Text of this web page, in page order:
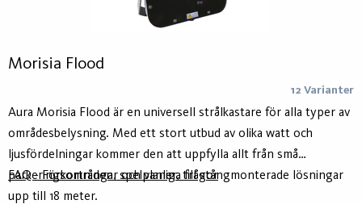
Morisia Flood
12 Varianter
Aura Morisia Flood är en universell strålkastare för alla typer av
områdesbelysning. Med ett stort utbud av olika watt och
ljusfördelningar kommer den att uppfylla allt från små
parkeringsområden, spelplaner, till stångmonterade lösningar
upp till 18 meter.
FAQ - Förkortningar och vanliga frågor